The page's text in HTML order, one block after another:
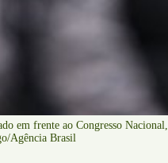
em frente ao Congresso
Agência Brasil